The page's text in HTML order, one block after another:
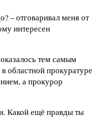
– отговаривал меня от
интересен
тем самым
областной прокуратуре
а прокурор
Какой ещё правды ты